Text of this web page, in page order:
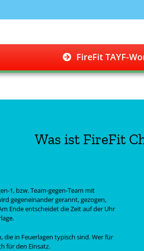
FireFit TAYF-
Was ist FireFit
1, bzw. Team-gegen-Team mit
gegeneinander gerannt, gezogen,
Ende entscheidet die Zeit auf der Uhr
in Feuerlagen typisch sind. Wer für
für den Einsatz.